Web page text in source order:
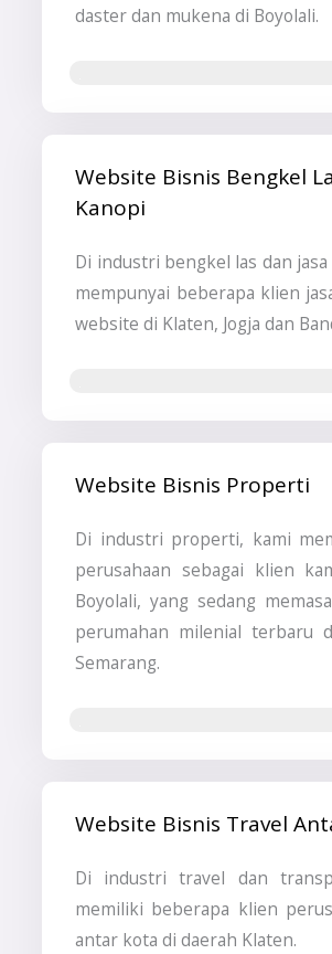
daster dan mukena di Boyolali.
Website Bisnis Bengkel
Kanopi
Di industri bengkel las dan
mempunyai beberapa klien
website di Klaten, Jogja dan
Website Bisnis Properti
Di industri properti, kami
perusahaan sebagai klien
Boyolali, yang sedang
perumahan milenial terbaru
Semarang.
Website Bisnis Travel
Di industri travel dan
memiliki beberapa klien
antar kota di daerah Klaten.